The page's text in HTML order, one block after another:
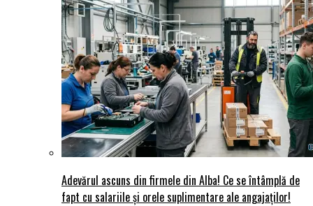
Adevărul ascuns din firmele din Alba! Ce se întâmplă de
fapt cu salariile și orele suplimentare ale angajaților!